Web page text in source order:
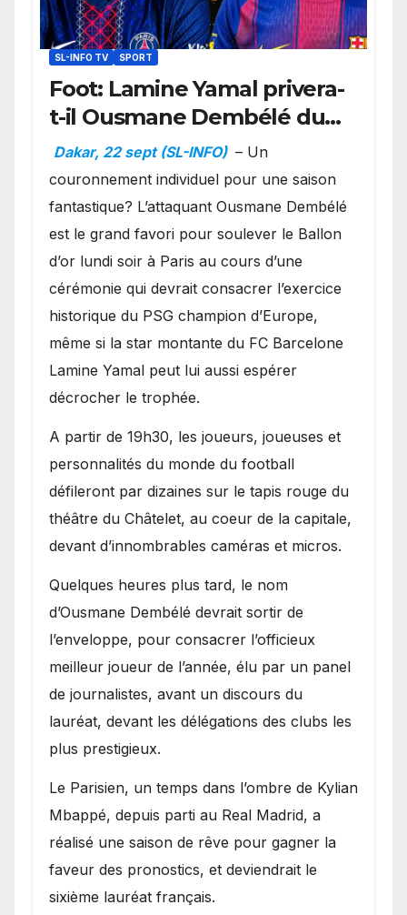
SL-INFO TV SPORT
Foot: Lamine Yamal privera-
t-il Ousmane Dembélé du
Ballon d’or ?
Dakar, 22 sept (SL-INFO) – Un
couronnement individuel pour une saison
fantastique? L’attaquant Ousmane Dembélé
est le grand favori pour soulever le Ballon
d’or lundi soir à Paris au cours d’une
cérémonie qui devrait consacrer l’exercice
historique du PSG champion d’Europe,
même si la star montante du FC Barcelone
Lamine Yamal peut lui aussi espérer
décrocher le trophée.
A partir de 19h30, les joueurs, joueuses et
personnalités du monde du football
défileront par dizaines sur le tapis rouge du
théâtre du Châtelet, au coeur de la capitale,
devant d’innombrables caméras et micros.
Quelques heures plus tard, le nom
d’Ousmane Dembélé devrait sortir de
l’enveloppe, pour consacrer l’officieux
meilleur joueur de l’année, élu par un panel
de journalistes, avant un discours du
lauréat, devant les délégations des clubs les
plus prestigieux.
Le Parisien, un temps dans l’ombre de Kylian
Mbappé, depuis parti au Real Madrid, a
réalisé une saison de rêve pour gagner la
faveur des pronostics, et deviendrait le
sixième lauréat français.